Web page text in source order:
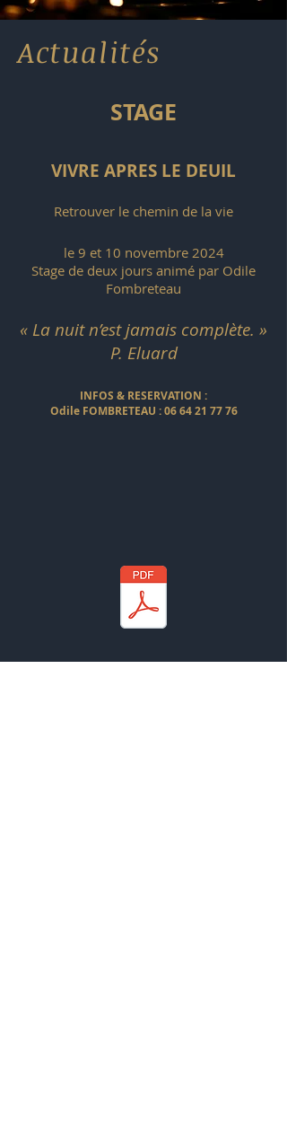
Actualités
STAGE
VIVRE APRES LE DEUIL
Retrouver le chemin de la vie
le 9 et 10 novembre 2024
Stage de deux jours animé par Odile
Fombreteau
« La nuit n’est jamais complète. »
P. Eluard
INFOS & RESERVATION :
Odile FOMBRETEAU :06 64 21 77 76